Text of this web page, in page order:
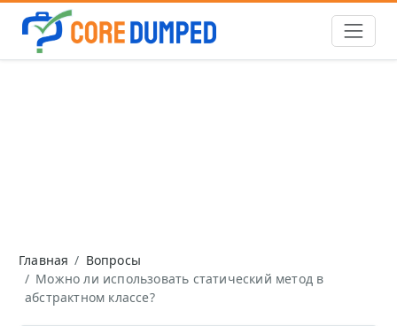
Главная
Вопросы
Можно ли использовать статический метод в
абстрактном классе?